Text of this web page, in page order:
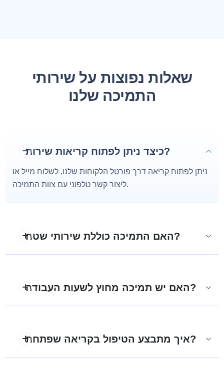
שאלות נפוצות על שירותי
התמיכה שלנו
כיצד ניתן לפתוח קריאות שירות?
ניתן לפתוח קריאה דרך פורטל הלקוחות שלנו, לשלוח מייל או
ליצור קשר טלפוני עם צוות התמיכה.
האם התמיכה כוללת שירותי שטח?
האם יש תמיכה מחוץ לשעות העבודה?
איך מתבצע הטיפול בקריאה שפתחת?